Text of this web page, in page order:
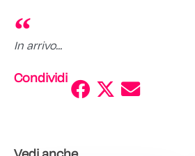
In arrivo...
Condividi